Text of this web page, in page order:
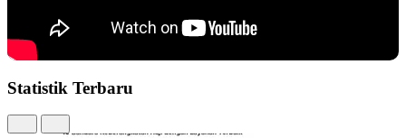
Statistik Terbaru